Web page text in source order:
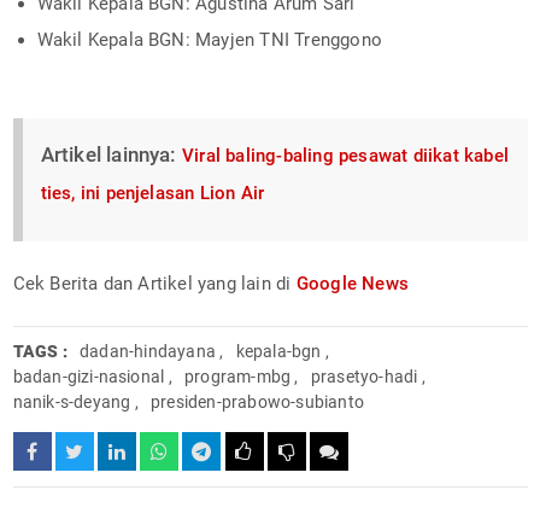
Wakil Kepala BGN: Mayjen TNI Trenggono
Artikel lainnya: Viral baling-baling pesawat diikat kabel
ties, ini penjelasan Lion Air
Cek Berita dan Artikel yang lain di Google News
TAGS : dadan-hindayana , kepala-bgn ,
badan-gizi-nasional , program-mbg , prasetyo-hadi ,
nanik-s-deyang , presiden-prabowo-subianto